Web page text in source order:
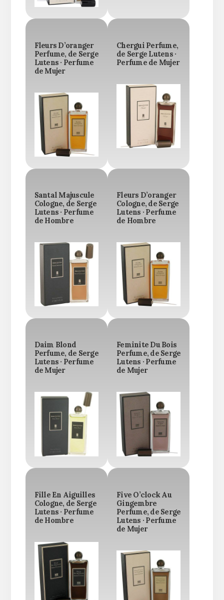
Fleurs D’oranger
Perfume, de Serge
Lutens · Perfume
de Mujer
Chergui Perfume,
de Serge Lutens ·
Perfume de Mujer
Santal Majuscule
Cologne, de Serge
Lutens · Perfume
de Hombre
Fleurs D’oranger
Cologne, de Serge
Lutens · Perfume
de Hombre
Daim Blond
Perfume, de Serge
Lutens · Perfume
de Mujer
Feminite Du Bois
Perfume, de Serge
Lutens · Perfume
de Mujer
Fille En Aiguilles
Cologne, de Serge
Lutens · Perfume
de Hombre
Five O’clock Au
Gingembre
Perfume, de Serge
Lutens · Perfume
de Mujer